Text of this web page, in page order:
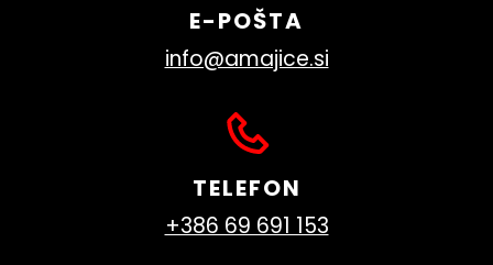
E-POŠTA
info@amajice.si
TELEFON
+386 69 691 153